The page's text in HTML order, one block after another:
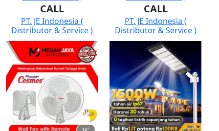
CALL
PT. JE Indonesia (
Distributor & Service )
CALL
PT. JE Indonesia (
Distributor & Service )